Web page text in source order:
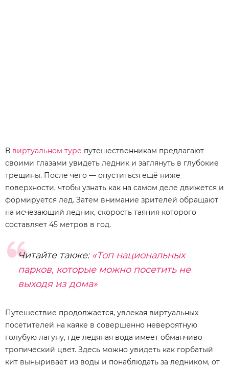
В виртуальном туре путешественникам предлагают
своими глазами увидеть ледник и заглянуть в глубокие
трещины. После чего — опуститься ещё ниже
поверхности, чтобы узнать как на самом деле движется и
формируется лед. Затем внимание зрителей обращают
на исчезающий ледник, скорость таяния которого
составляет 45 метров в год.
Читайте также: «Топ национальных
парков, которые можно посетить не
выходя из дома»
Путешествие продолжается, увлекая виртуальных
посетителей на каяке в совершенно невероятную
голубую лагуну, где ледяная вода имеет обманчиво
тропический цвет. Здесь можно увидеть как горбатый
кит выныривает из воды и понаблюдать за ледником, от